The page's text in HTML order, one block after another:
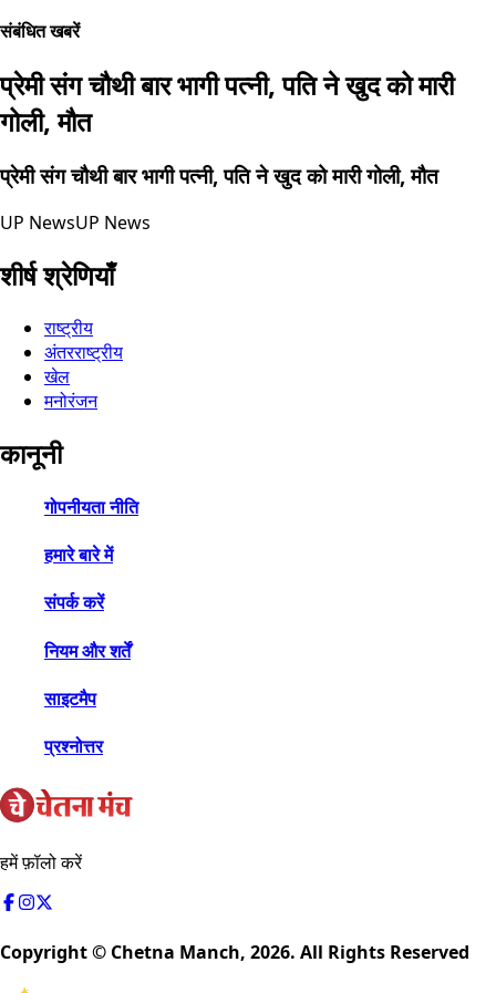
संबंधित खबरें
प्रेमी संग चौथी बार भागी पत्नी, पति ने खुद को मारी
गोली, मौत
प्रेमी संग चौथी बार भागी पत्नी, पति ने खुद को मारी गोली, मौत
UP NewsUP News
शीर्ष श्रेणियाँ
राष्ट्रीय
अंतरराष्ट्रीय
खेल
मनोरंजन
कानूनी
गोपनीयता नीति
हमारे बारे में
संपर्क करें
नियम और शर्तें
साइटमैप
प्रश्नोत्तर
हमें फ़ॉलो करें
Copyright © Chetna Manch, 2026. All Rights Reserved